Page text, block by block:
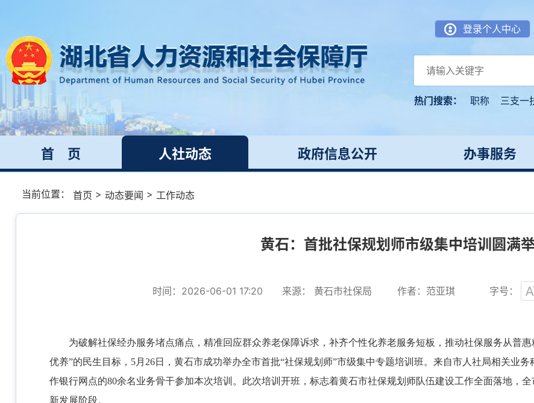
登录个人中心
热门搜索： 职称 三支一
首 页 人社动态 政府信息公开 办事服务
当前位置： 首页 > 动态要闻 > 工作动态
黄石：首批社保规划师市级集中培训圆满
时间：2026-06-01 17:20 来源： 黄石市社保局 作者：范亚琪 字号：
为破解社保经办服务堵点痛点，精准回应群众养老保障诉求，补齐个性化养老服务短板，推动社保服务从普
优养”的民生目标，5月26日，黄石市成功举办全市首批“社保规划师”市级集中专题培训班。来自市人社局相关业
作银行网点的80余名业务骨干参加本次培训。此次培训开班，标志着黄石市社保规划师队伍建设工作全面落地，
新发展阶段。